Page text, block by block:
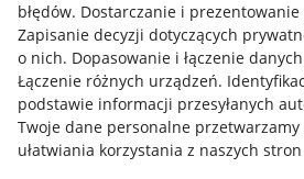
błędów. Dostarczanie i
Zapisanie decyzji dotyczących
o nich. Dopasowanie i łączenie
Łączenie różnych urządzeń.
podstawie informacji przesyłanych
Twoje dane personalne
ułatwiania korzystania z naszych stron
Informacje prawne
Regulamin
Polityka plików "cookies"
Ustawienia plików "cookies"